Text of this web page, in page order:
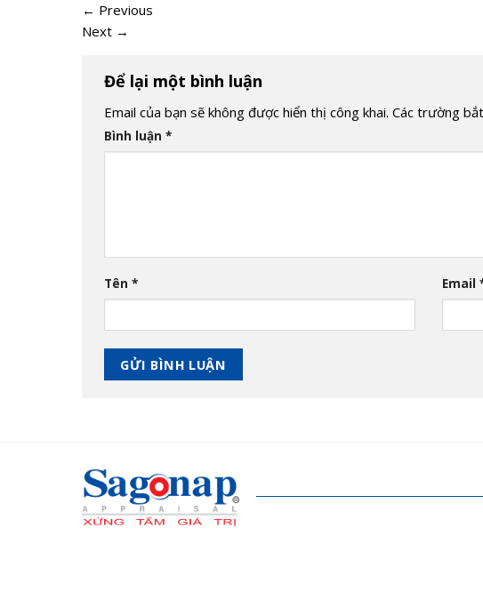
← Previous
Next →
Để lại một bình luận
Email của bạn sẽ không được hiển thị công khai. Các trường
Bình luận *
Tên * Email